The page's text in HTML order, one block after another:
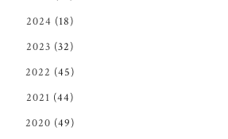
2024 (18)
2023 (32)
2022 (45)
2021 (44)
2020 (49)